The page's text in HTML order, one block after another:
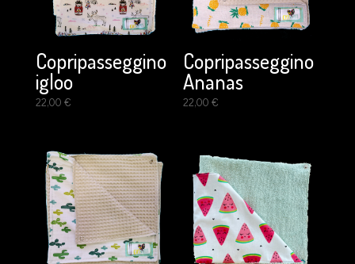
Copripasseggino
igloo
22,00 €
Copripasseggino
Ananas
22,00€